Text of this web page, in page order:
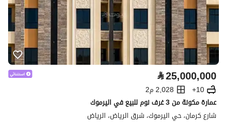
⃁25,000,000
10+
2,028 م2
عمارة مكونة من 3 غرف نوم للبيع في اليرموك
شارع كرمان، حي اليرموك، شرق الرياض، الرياض